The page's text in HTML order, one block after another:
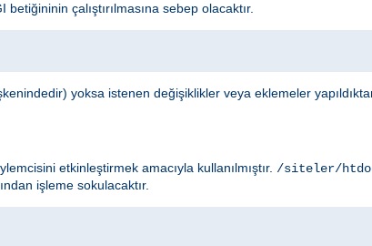
betiğininin çalıştırılmasına sebep olacaktır.
yoksa istenen değişiklikler veya eklemeler
etkinleştirmek amacıyla kullanılmıştır. /siteler/
işleme sokulacaktır.